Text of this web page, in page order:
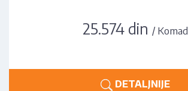
25.574 din / Komad
DETALJNIJE